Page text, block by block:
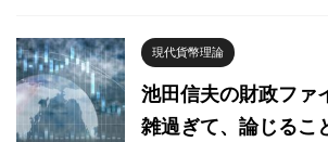
現代貨幣理論
池田信夫の財政ファ
雑過ぎて、論じるこ